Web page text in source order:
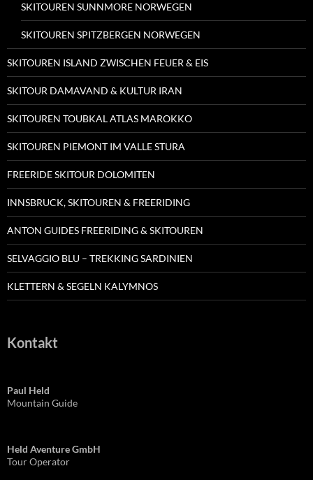
SKITOUREN SUNNMORE NORWEGEN
SKITOUREN SPITZBERGEN NORWEGEN
SKITOUREN ISLAND ZWISCHEN FEUER & EIS
SKITOUR DAMAVAND & KULTUR IRAN
SKITOUREN TOUBKAL ATLAS MAROKKO
SKITOUREN PIEMONT IM VALLE STURA
FREERIDE SKITOUR DOLOMITEN
INNSBRUCK, SKITOUREN & FREERIDING
ANTON GUIDES FREERIDING & SKITOUREN
SELVAGGIO BLU – TREKKING SARDINIEN
KLETTERN & SEGELN KALYMNOS
Kontakt
Paul Held
Mountain Guide
Held Aventure GmbH
Tour Operator